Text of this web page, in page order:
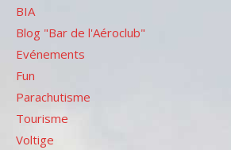
BIA
Blog "Bar de l'Aéroclub"
Evénements
Fun
Parachutisme
Tourisme
Voltige